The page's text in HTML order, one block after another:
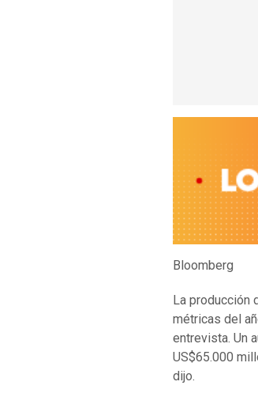
Bloomberg
La producción
métricas del
entrevista. Un
US$65.000
dijo.